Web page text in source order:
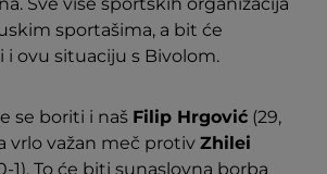
sportašima, a bit će
i ovu situaciju s Bivolom.
se boriti i naš Filip Hrgović (29,
vrlo važan meč protiv Zhilei
1). To će biti sunaslovna borba